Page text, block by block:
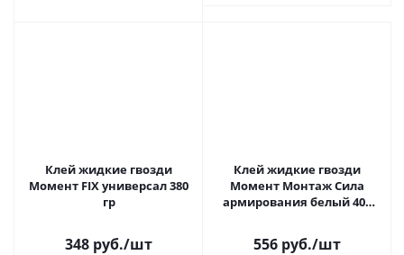
Клей жидкие гвозди
Момент FIX универсал 380
гр
348 руб./шт
Клей жидкие гвозди
Момент Монтаж Сила
армирования белый 400
556 руб./шт